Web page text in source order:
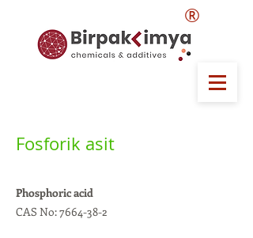
®
Fosforik asit
Phosphoric acid
CAS No:7664-38-2